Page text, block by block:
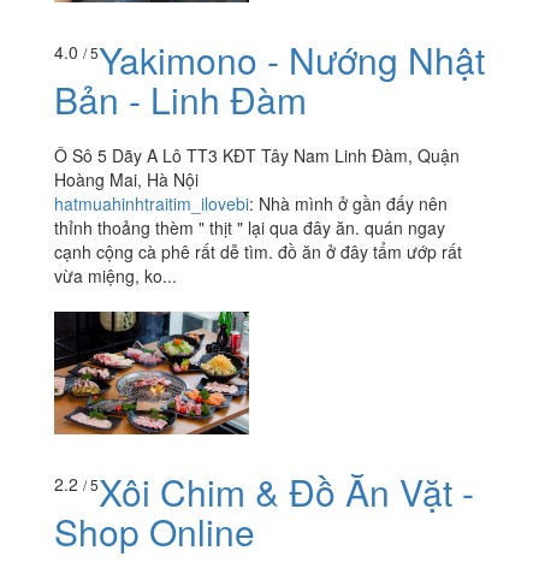
4.0 / 5Yakimono - Nướng Nhật
Bản - Linh Đàm
Ô Sô 5 Dãy A Lô TT3 KĐT Tây Nam Linh Đàm, Quận
Hoàng Mai, Hà Nội
hatmuahinhtraitim_ilovebi: Nhà mình ở gần đấy nên
thỉnh thoảng thèm " thịt " lại qua đây ăn. quán ngay
cạnh cộng cà phê rất dễ tìm. đồ ăn ở đây tẩm ướp rất
vừa miệng, ko...
2.2 / 5Xôi Chim & Đồ Ăn Vặt -
Shop Online